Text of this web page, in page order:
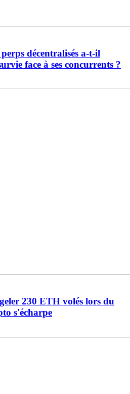
décentralisés a-t-il
face à ses concurrents ?
230 ETH volés lors du
s'écharpe